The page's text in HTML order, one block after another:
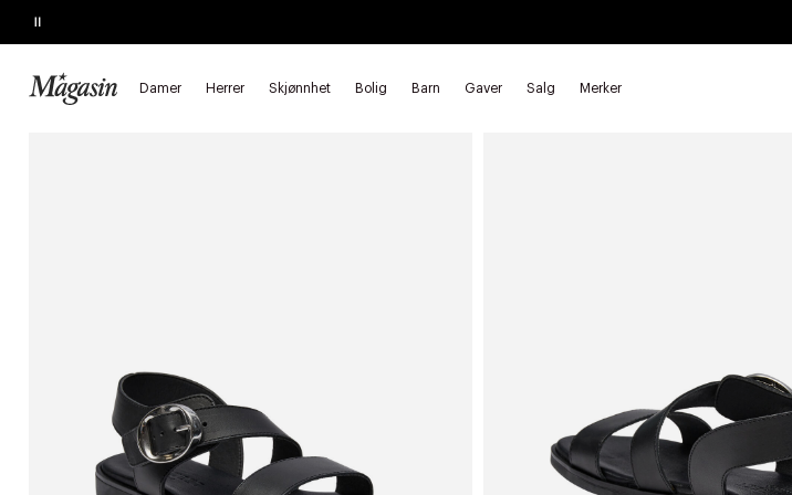
Pause
Damer Herrer Skjønnhet Bolig Barn Gaver Salg Merker
SALG
Forside Damer Sandaler Flate sandaler